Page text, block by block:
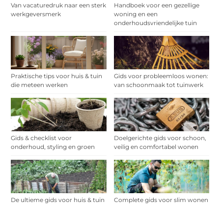
Van vacaturedruk naar een sterk
werkgeversmerk
Handboek voor een gezellige
woning en een
onderhoudsvriendelijke tuin
Praktische tips voor huis & tuin
die meteen werken
Gids voor probleemloos wonen:
van schoonmaak tot tuinwerk
Gids & checklist voor
onderhoud, styling en groen
Doelgerichte gids voor schoon,
veilig en comfortabel wonen
De ultieme gids voor huis & tuin
Complete gids voor slim wonen